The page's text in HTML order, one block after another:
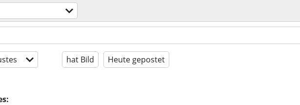
hat Bild Heute gepostet